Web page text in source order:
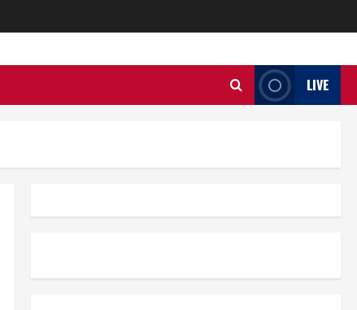
LIVE